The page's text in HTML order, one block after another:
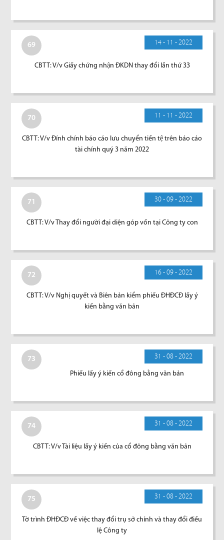
69 14 - 11 - 2022
CBTT: V/v Giấy chứng nhận ĐKDN thay đổi lần thứ 33
70 11 - 11 - 2022
CBTT: V/v Đính chính báo cáo lưu chuyển tiền tệ trên báo cáo
tài chính quý 3 năm 2022
71 30 - 09 - 2022
CBTT: V/v Thay đổi người đại diện góp vốn tại Công ty con
72 16 - 09 - 2022
CBTT: V/v Nghị quyết và Biên bản kiểm phiếu ĐHĐCĐ lấy ý
kiến bằng văn bản
73 31 - 08 - 2022
Phiếu lấy ý kiến cổ đông bằng văn bản
74 31 - 08 - 2022
CBTT: V/v Tài liệu lấy ý kiến của cổ đông bằng văn bản
75 31 - 08 - 2022
Tờ trình ĐHĐCĐ về việc thay đổi trụ sở chính và thay đổi điều
lệ Công ty